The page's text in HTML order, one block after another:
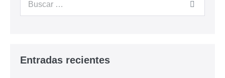
Entradas recientes